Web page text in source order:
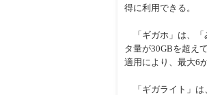
得に利用できる。
「ギガホ」は、「
タ量が30GBを超え
適用により、最大6
「ギガライト」は